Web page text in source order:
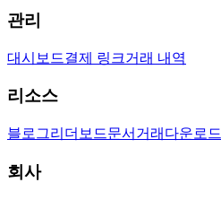
관리
대시보드결제 링크거래 내역
리소스
블로그리더보드문서 거래 다운로드
회사